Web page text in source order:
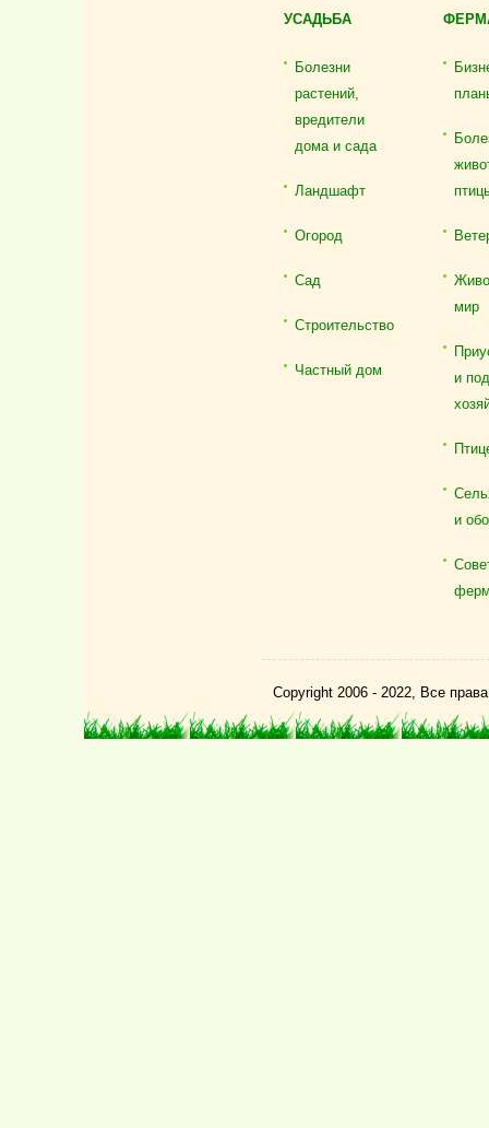
УСАДЬБА
Болезни
растений,
вредители
дома и сада
Ландшафт
Огород
Сад
Строительство
Частный дом
мир
и
и
Copyright 2006 - 2022, Все